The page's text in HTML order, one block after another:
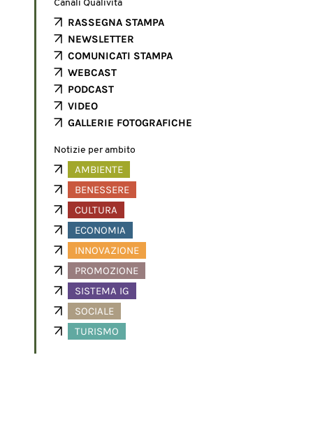
Canali Qualivita
RASSEGNA STAMPA
NEWSLETTER
COMUNICATI STAMPA
WEBCAST
PODCAST
VIDEO
GALLERIE FOTOGRAFICHE
Notizie per ambito
AMBIENTE
BENESSERE
CULTURA
ECONOMIA
INNOVAZIONE
PROMOZIONE
SISTEMA IG
SOCIALE
TURISMO